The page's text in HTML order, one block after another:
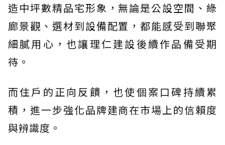
造中坪數精品宅形象，無論是公設空間、綠
廊景觀、選材到設備配置，都能感受到聯聚
細膩用心，也讓理仁建設後續作品備受期
待。
而住戶的正向反饋，也使個案口碑持續累
積，進一步強化品牌建商在市場上的信賴度
與辨識度。